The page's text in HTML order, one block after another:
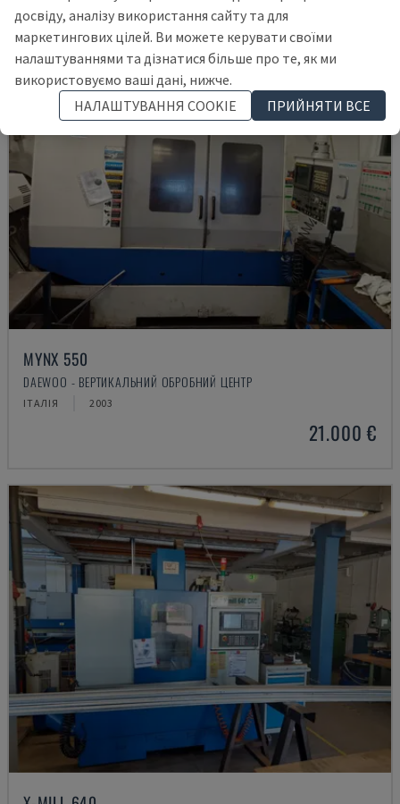
MYNX 550
DAEWOO - ВЕРТИКАЛЬНИЙ ОБРОБНИЙ ЦЕНТР
ІТАЛІЯ 2003
21.000 €
досвіду, аналізу використання сайту та для
маркетингових цілей. Ви можете керувати своїми
налаштуваннями та дізнатися більше про те, як ми
використовуємо ваші дані, нижче.
НАЛАШТУВАННЯ COOKIE
ПРИЙНЯТИ ВСЕ